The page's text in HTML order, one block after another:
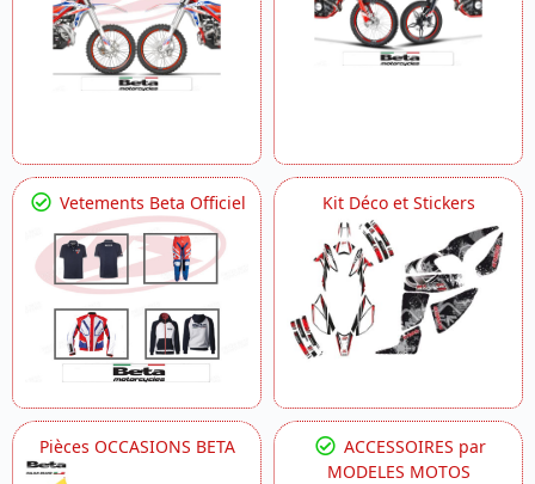
Vetements Beta Officiel Kit Déco et Stickers
Pièces OCCASIONS BETA
ACCESSOIRES par
MODELES MOTOS